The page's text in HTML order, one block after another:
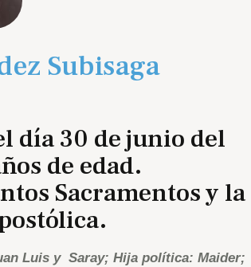
Subisaga
día 30 de junio del
de edad.
Sacramentos y la
Luis y Saray; Hija política: Maider;